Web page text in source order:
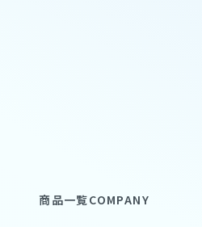
商品一覧COMPANY